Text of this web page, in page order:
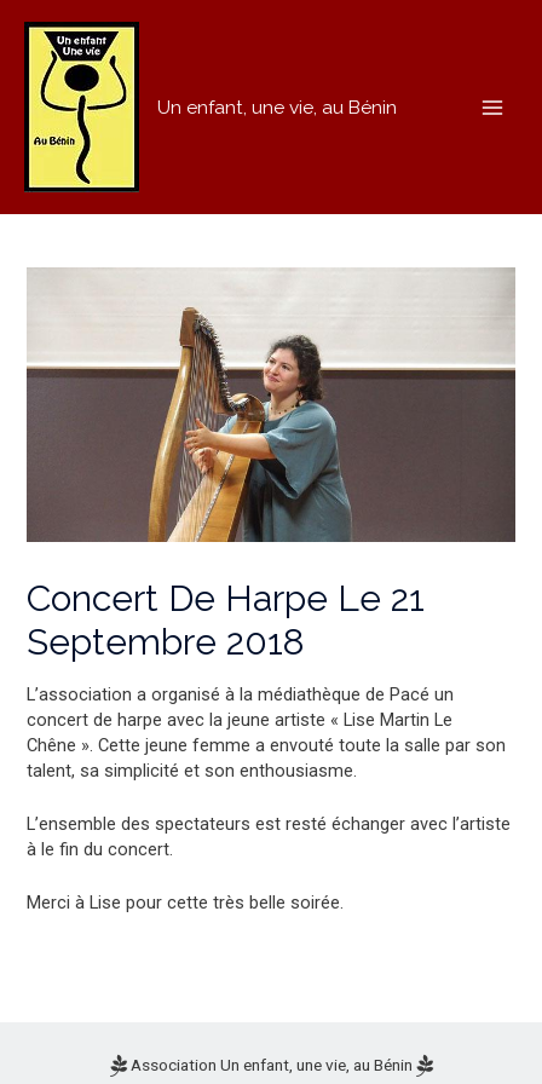
Un enfant, une vie, au Bénin
Concert De Harpe Le 21
Septembre 2018
L’association a organisé à la médiathèque de Pacé un
concert de harpe avec la jeune artiste « Lise Martin Le
Chêne ». Cette jeune femme a envouté toute la salle par son
talent, sa simplicité et son enthousiasme.
L’ensemble des spectateurs est resté échanger avec l’artiste
à le fin du concert.
Merci à Lise pour cette très belle soirée.
Association Un enfant, une vie, au Bénin